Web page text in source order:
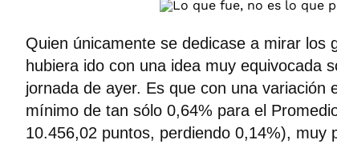
Quien únicamente se dedicase a mirar los
hubiera ido con una idea muy equivocada
jornada de ayer. Es que con una variación
mínimo de tan sólo 0,64% para el
10.456,02 puntos, perdiendo 0,14%), muy